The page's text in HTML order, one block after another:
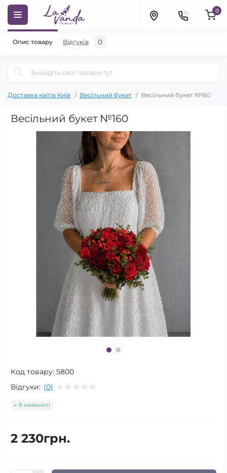
0
Доставка квітів Київ Весільний букет Весільний букет №160
Весільний букет №160
Код товару: 5800
Відгуки: (0)
В наявності
2 230грн.
Опис товару Відгуків 0